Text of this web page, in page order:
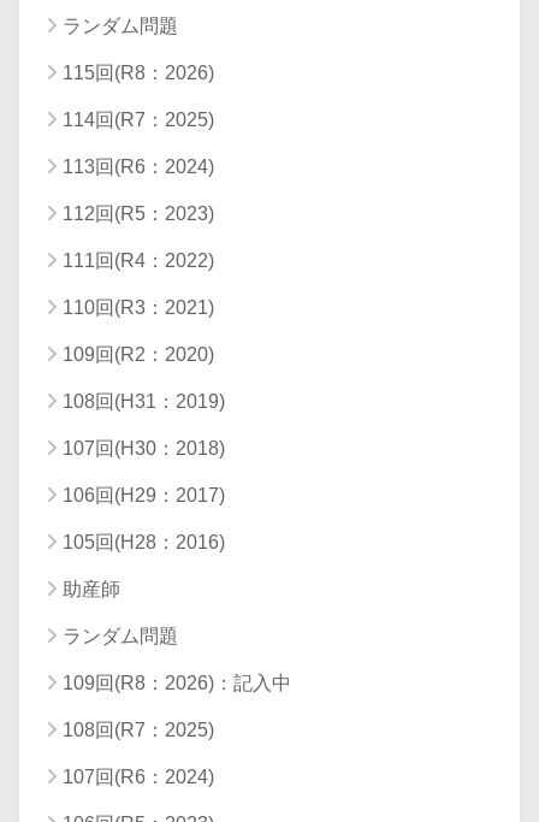
ランダム問題
115回(R8：2026)
114回(R7：2025)
113回(R6：2024)
112回(R5：2023)
111回(R4：2022)
110回(R3：2021)
109回(R2：2020)
108回(H31：2019)
107回(H30：2018)
106回(H29：2017)
105回(H28：2016)
助産師
ランダム問題
109回(R8：2026)：記入中
108回(R7：2025)
107回(R6：2024)